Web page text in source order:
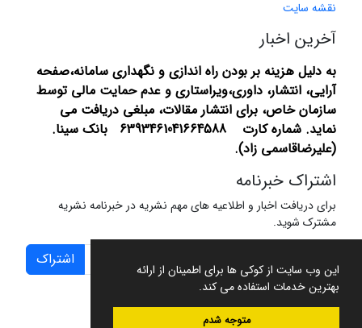
این وب سایت از کوکی ها برای اطمینان از ارائه
بهترین خدمات استفاده می کند.
متوجه شدم
نقشه سایت
آخرین اخبار
به دلیل هزینه بر بودن راه اندازی و نگهداری سامانه،صفحه
آرایی، انتشار، داوری،ویراستاری و عدم حمایت مالی توسط
سازمان خاص، برای انتشار مقالات، مبلغی دریافت می
نماید.
شماره کارت 6393461041664588 بانک سینا.
(علیرضاقاسمی زاد).
اشتراک خبرنامه
برای دریافت اخبار و اطلاعیه های مهم نشریه در خبرنامه نشریه
مشترک شوید.
اشتراک